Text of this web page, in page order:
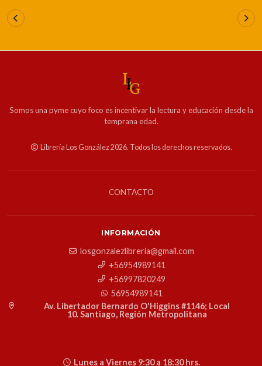
Somos una pyme cuyo foco es incentivar la lectura y educación desde la
temprana edad.
Librería Los González 2026. Todos los derechos reservados.
CONTACTO
INFORMACIÓN
losgonzalezlibreria@gmail.com
+56954989141
+56997820249
56954989141
Av. Libertador Bernardo O'Higgins #1146; Local
10. Santiago, Región Metropolitana
Lunes a Viernes 9:30 a 18:30 hrs.